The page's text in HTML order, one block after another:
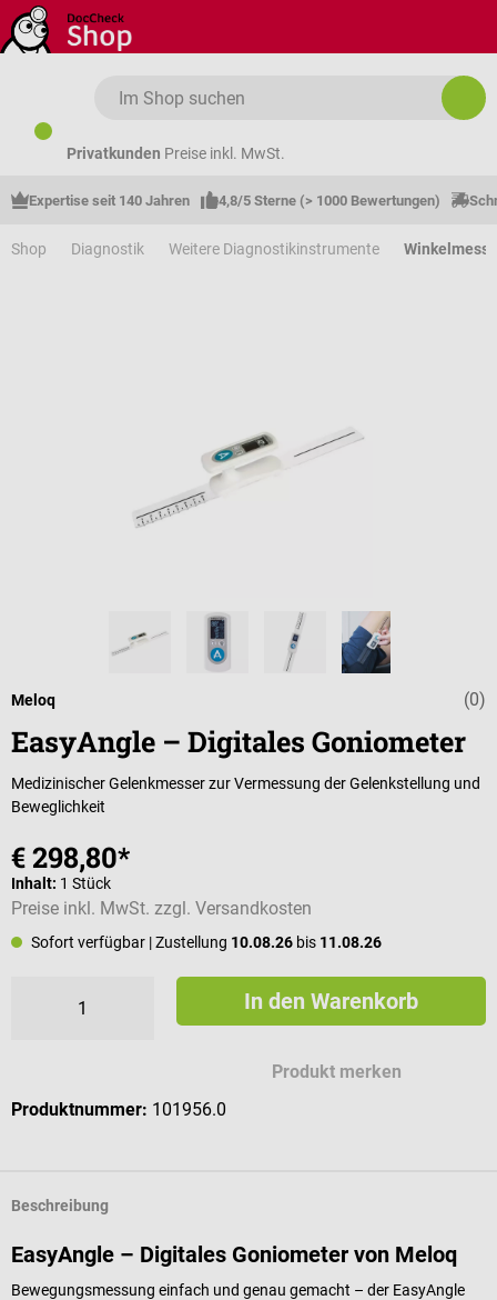
Zum Hauptinhalt springen
Privatkunden Preise inkl. MwSt.
Expertise seit 140 Jahren 4,8/5 Sterne (> 1000 Bewertungen)
Shop Diagnostik Weitere Diagnostikinstrumente
(0)
Meloq
EasyAngle – Digitales Goniometer
Medizinischer Gelenkmesser zur Vermessung der Gelenkstellung und
Beweglichkeit
€ 298,80*
Inhalt: 1 Stück
Preise inkl. MwSt. zzgl. Versandkosten
Sofort verfügbar | Zustellung 10.08.26 bis 11.08.26
In den Warenkorb
Produkt merken
Produktnummer: 101956.0
Beschreibung
EasyAngle – Digitales Goniometer von Meloq
Bewegungsmessung einfach und genau gemacht – der EasyAngle